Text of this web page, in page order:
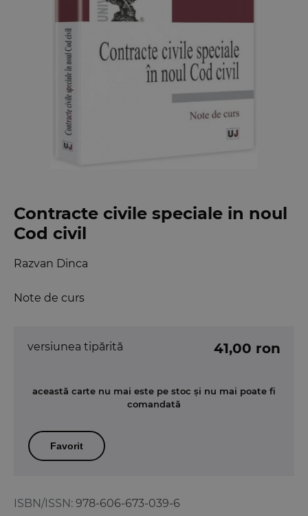
Contracte civile speciale in noul
Cod civil
Note de curs
Razvan Dinca
ISBN/ISSN: 978-606-673-039-6
versiunea tipărită 41,00 ron
această carte nu mai este pe stoc și nu mai poate fi
comandată
Favorit